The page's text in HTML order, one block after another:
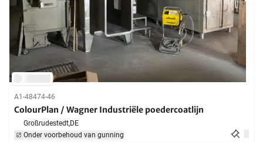
A1-48474-46
ColourPlan / Wagner Industriële poedercoatlijn
Großrudestedt,DE
Onder voorbehoud van gunning